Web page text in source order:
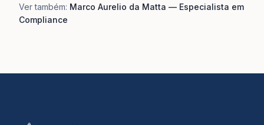
Ver também: Marco Aurelio da Matta — Especialista em
Compliance